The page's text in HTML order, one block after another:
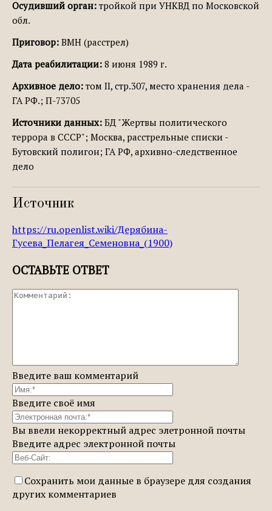
Осудивший орган: тройкой при УНКВД по Московской
обл.
Приговор: ВМН (расстрел)
Дата реабилитации: 8 июня 1989 г.
Архивное дело: том II, стр.307, место хранения дела -
ГА РФ.; П-73705
Источники данных: БД "Жертвы политического
террора в СССР"; Москва, расстрельные списки -
Бутовский полигон; ГА РФ, архивно-следственное
дело
Источник
https://ru.openlist.wiki/Дерябина-
Гусева_Пелагея_Семеновна_(1900)
ОСТАВЬТЕ ОТВЕТ
Введите ваш комментарий
Введите своё имя
Вы ввели некорректный адрес элетронной почты
Введите адрес электронной почты
Сохранить мои данные в браузере для создания
других комментариев